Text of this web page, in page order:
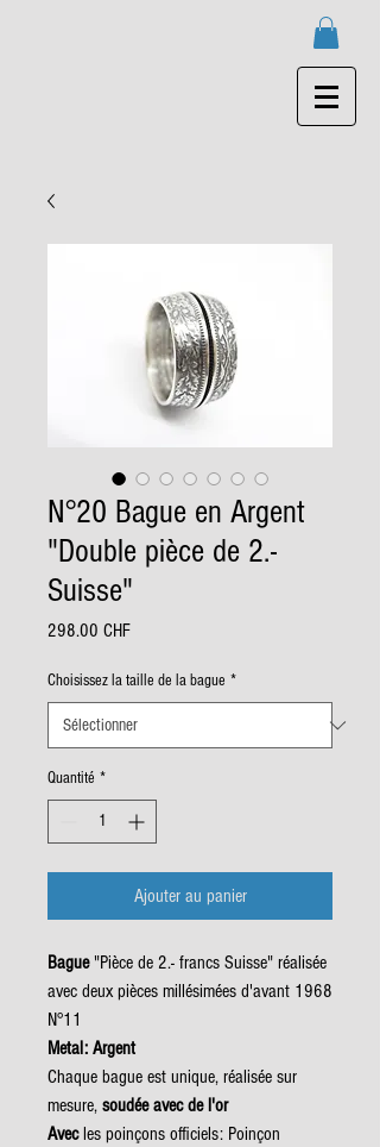
N°20 Bague en Argent
"Double pièce de 2.-
Suisse"
298.00 CHFPrix
Choisissez la taille de la bague *
Quantité *
Ajouter au panier
Bague"Pièce de 2.- francs Suisse" réalisée
avec deux pièces millésimées d'avant 1968
N°11
Metal: Argent
Chaque bague est unique, réalisée sur
mesure, soudée avec de l'or
Avecles poinçons officiels: Poinçon